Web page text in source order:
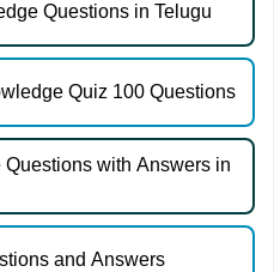
Questions in Telugu
Quiz 100 Questions
with Answers in
and Answers